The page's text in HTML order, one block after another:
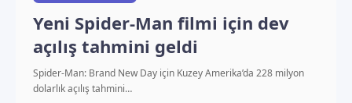
Yeni Spider-Man filmi için dev
açılış tahmini geldi
Spider-Man: Brand New Day için Kuzey Amerika’da 228 milyon
dolarlık açılış tahmini…